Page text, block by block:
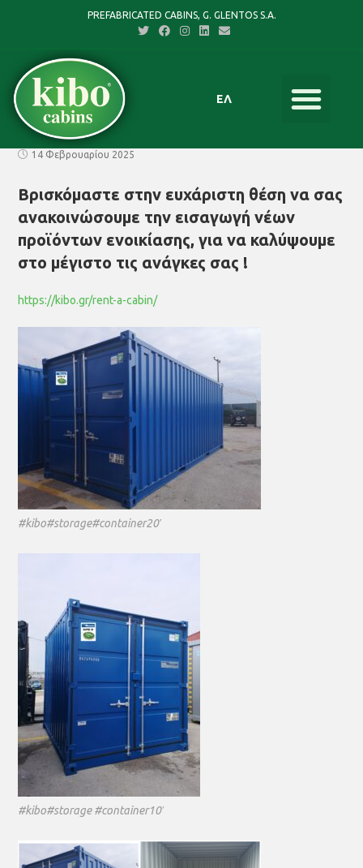
PREFABRICATED CABINS, G. GLENTOS S.A.
ΕΛ
14 Φεβρουαρίου 2025
Βρισκόμαστε στην ευχάριστη θέση να σας
ανακοινώσουμε την εισαγωγή νέων
προϊόντων ενοικίασης, για να καλύψουμε
στο μέγιστο τις ανάγκες σας !
https://kibo.gr/rent-a-cabin/
#kibo#storage#container20′
#kibo#storage #container10′